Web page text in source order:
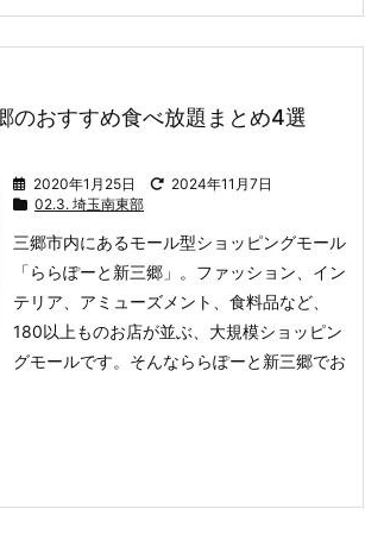
のおすすめ食べ放題まとめ4選
2020年1月25日
2024年11月7日
02.3. 埼玉南東部
三郷市内にあるモール型ショッピングモール
「ららぽーと新三郷」。 ファッション、イン
テリア、アミューズメント、食料品など、
180以上ものお店が並ぶ、大規模ショッピン
グモールです。 そんなららぽーと新三郷でお